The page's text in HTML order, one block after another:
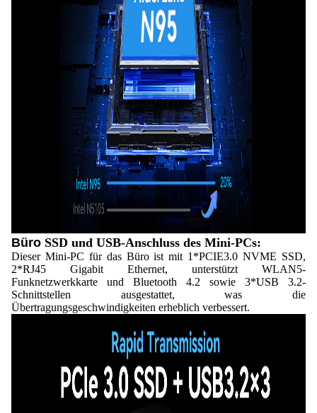
Büro SSD und USB-Anschluss des Mini-PCs:
Dieser Mini-PC für das Büro ist mit 1*PCIE3.0 NVME SSD,
2*RJ45 Gigabit Ethernet, unterstützt WLAN5-
Funknetzwerkkarte und Bluetooth 4.2 sowie 3*USB 3.2-
Schnittstellen ausgestattet, was die
Übertragungsgeschwindigkeiten erheblich verbessert.